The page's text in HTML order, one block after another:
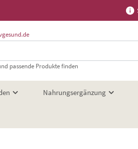
passende Produkte finden
Nahrungsergänzung